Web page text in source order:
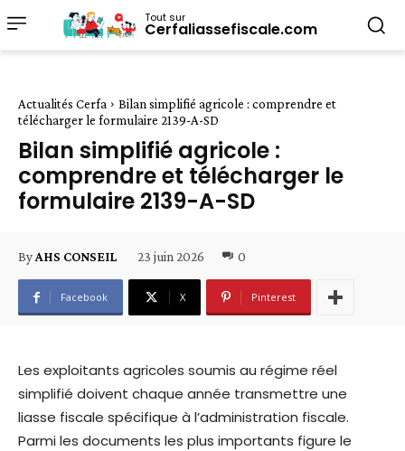
Tout sur
Cerfaliassefiscale.com
Actualités Cerfa
Bilan simplifié agricole : comprendre et
télécharger le formulaire 2139-A-SD
Bilan simplifié agricole :
comprendre et télécharger le
formulaire 2139-A-SD
ByAHS CONSEIL 23 juin 2026 0
Facebook X Pinterest
Les exploitants agricoles soumis au régime réel
simplifié doivent chaque année transmettre une
liasse fiscale spécifique à l’administration fiscale.
Parmi les documents les plus importants figure le